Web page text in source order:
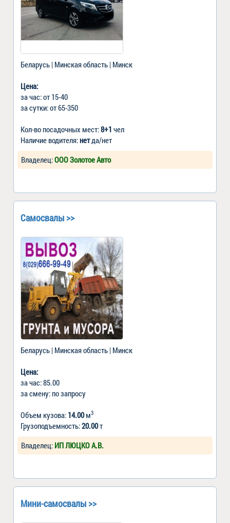
Беларусь | Минская область | Минск
Цена:
за час: от 15-40
за сутки: от 65-350
Кол-во посадочных мест:8+1 чел
Наличие водителя:нетда/нет
Владелец:ООО Золотое Авто
Самосвалы >>
Беларусь | Минская область | Минск
Цена:
за час: 85.00
за смену: по запросу
Объем кузова: 14.00м3
Грузоподъемность:20.00т
Владелец: ИП ЛЮЦКО А.В.
Мини-самосвалы >>